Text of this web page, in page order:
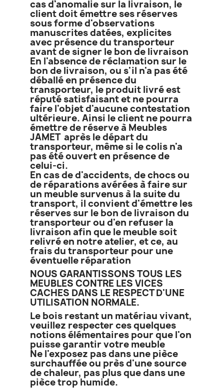
cas d'anomalie sur la livraison, le
client doit émettre ses réserves
sous forme d'observations
manuscrites datées, explicites
avec présence du transporteur
avant de signer le bon de livraison
En l'absence de réclamation sur le
bon de livraison, ou s'il n'a pas été
déballé en présence du
transporteur, le produit livré est
réputé satisfaisant et ne pourra
faire l'objet d'aucune contestation
ultérieure. Ainsi le client ne pourra
émettre de réserve à Meubles
JAMET après le départ du
transporteur, même si le colis n'a
pas été ouvert en présence de
celui-ci.
En cas de d'accidents, de chocs ou
de réparations avérées à faire sur
un meuble survenus à la suite du
transport, il convient d'émettre les
réserves sur le bon de livraison du
transporteur ou d'en refuser la
livraison afin que le meuble soit
relivré en notre atelier, et ce, au
frais du transporteur pour une
éventuelle réparation
NOUS GARANTISSONS TOUS LES
MEUBLES CONTRE LES VICES
CACHES DANS LE RESPECT D'UNE
UTILISATION NORMALE.
Le bois restant un matériau vivant,
veuillez respecter ces quelques
notions élémentaires pour que l'on
puisse garantir votre meuble
Ne l'exposez pas dans une pièce
surchauffée ou près d'une source
de chaleur, pas plus que dans une
pièce trop humide.